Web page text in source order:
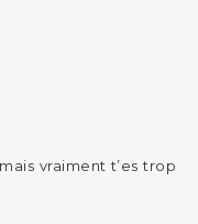
vraiment t’es trop